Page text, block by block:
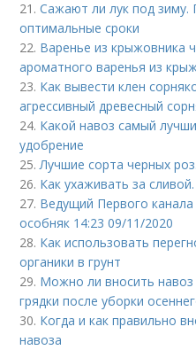
21.Сажают ли лук под зиму.
оптимальные сроки
22. Варенье из крыжовника
ароматного варенья из
23. Как вывести клен
агрессивный древесный
24. Какой навоз самый
удобрение
25.Лучшие сорта черных
26. Как ухаживать за
27. Ведущий Первого
особняк 14:23 09/11/2020
28. Как использовать
органики в грунт
29. Можно ли вносить
грядки после уборки
30. Когда и как правильно
навоза